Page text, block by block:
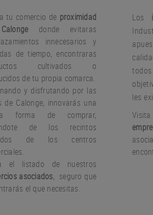
tu comercio de proximidad
donde evitaras
innecesarios y
de tiempo, encontraras
cultivados o
de tu propia comarca.
y disfrutando por las
de Calonge, innovarás una
forma de comprar,
de los recintos
de los centros
el listado de nuestros
asociados, seguro que
el que necesitas.
Los
les